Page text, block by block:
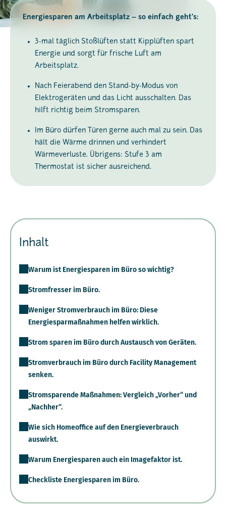
Energiesparen am Arbeitsplatz – so einfach geht’s:
3-mal täglich Stoßlüften statt Kipplüften spart
Energie und sorgt für frische Luft am
Arbeitsplatz.
Nach Feierabend den Stand-by-Modus von
Elektrogeräten und das Licht ausschalten. Das
hilft richtig beim Stromsparen.
Im Büro dürfen Türen gerne auch mal zu sein. Das
hält die Wärme drinnen und verhindert
Wärmeverluste. Übrigens: Stufe 3 am
Thermostat ist sicher ausreichend.
Inhalt
Warum ist Energiesparen im Büro so wichtig?
Stromfresser im Büro.
Weniger Stromverbrauch im Büro: Diese
Energiesparmaßnahmen helfen wirklich.
Strom sparen im Büro durch Austausch von Geräten.
Stromverbrauch im Büro durch Facility Management
senken.
Stromsparende Maßnahmen: Vergleich „Vorher“ und
„Nachher“.
Wie sich Homeoffice auf den Energieverbrauch
auswirkt.
Warum Energiesparen auch ein Imagefaktor ist.
Checkliste Energiesparen im Büro.